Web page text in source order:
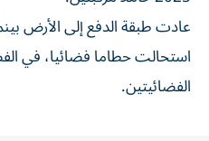
عادت طبقة الدفع إلى الأرض
استحالت حطاما فضائيا، في
الفضائيتين.